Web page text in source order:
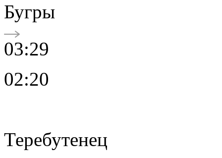
Бугры
03:29
02:20
Теребутенец